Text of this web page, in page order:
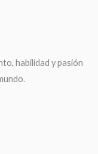
habilidad y pasión